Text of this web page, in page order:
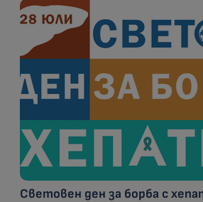
Световен ден за борба с